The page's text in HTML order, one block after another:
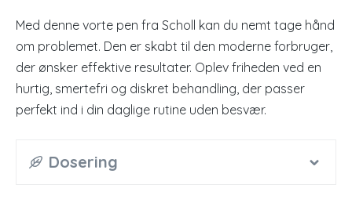
Med denne vorte pen fra Scholl kan du nemt tage hånd
om problemet. Den er skabt til den moderne forbruger,
der ønsker effektive resultater. Oplev friheden ved en
hurtig, smertefri og diskret behandling, der passer
perfekt ind i din daglige rutine uden besvær.
Dosering